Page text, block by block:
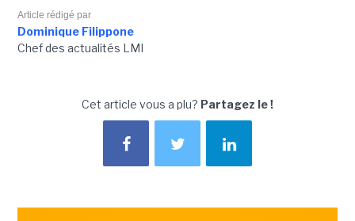
Article rédigé par
Dominique Filippone
Chef des actualités LMI
Cet article vous a plu? Partagez le !